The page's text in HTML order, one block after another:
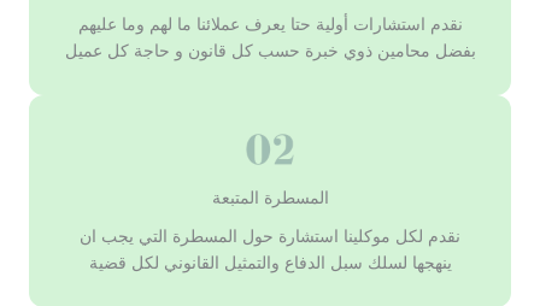
نقدم استشارات أولية حتا يعرف عملائنا ما لهم وما عليهم
بفضل محامين ذوي خبرة حسب كل قانون و حاجة كل عميل
المسطرة المتبعة
نقدم لكل موكلينا استشارة حول المسطرة التي يجب ان
ينهجها لسلك سبل الدفاع والتمثيل القانوني لكل قضية